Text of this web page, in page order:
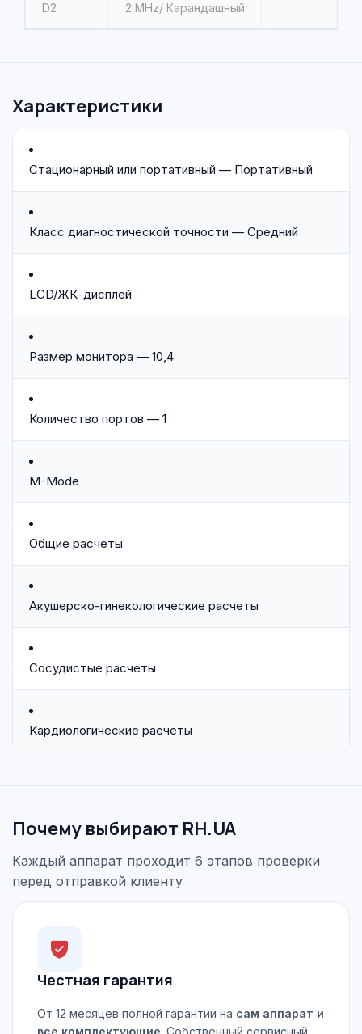
D2 2 MHz/ Карандашный
Характеристики
Стационарный или портативный — Портативный
Класс диагностической точности — Средний
LCD/ЖК-дисплей
Размер монитора — 10,4
Количество портов — 1
M-Mode
Общие расчеты
Акушерско-гинекологические расчеты
Сосудистые расчеты
Кардиологические расчеты
Почему выбирают RH.UA
Каждый аппарат проходит 6 этапов проверки
перед отправкой клиенту
Честная гарантия
От 12 месяцев полной гарантии на сам аппарат и
все комплектующие . Собственный сервисный